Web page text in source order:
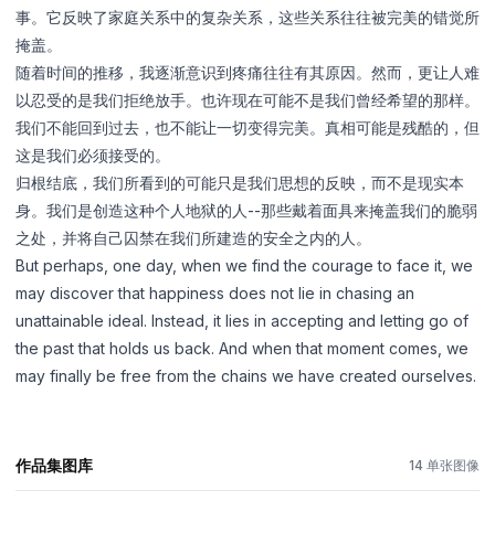
事。它反映了家庭关系中的复杂关系，这些关系往往被完美的错觉所
掩盖。
随着时间的推移，我逐渐意识到疼痛往往有其原因。然而，更让人难
以忍受的是我们拒绝放手。也许现在可能不是我们曾经希望的那样。
我们不能回到过去，也不能让一切变得完美。真相可能是残酷的，但
这是我们必须接受的。
归根结底，我们所看到的可能只是我们思想的反映，而不是现实本
身。我们是创造这种个人地狱的人--那些戴着面具来掩盖我们的脆弱
之处，并将自己囚禁在我们所建造的安全之内的人。
But perhaps, one day, when we find the courage to face it, we
may discover that happiness does not lie in chasing an
unattainable ideal. Instead, it lies in accepting and letting go of
the past that holds us back. And when that moment comes, we
may finally be free from the chains we have created ourselves.
作品集图库 14 单张图像